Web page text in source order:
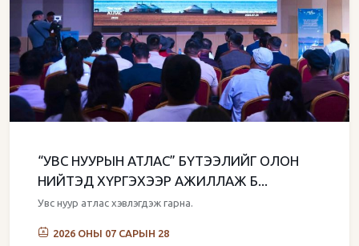
“УВС НУУРЫН АТЛАС” БҮТЭЭЛИЙГ ОЛОН
НИЙТЭД ХҮРГЭХЭЭР АЖИЛЛАЖ Б...
Увс нуур атлас хэвлэгдэж гарна.
2026 ОНЫ 07 САРЫН 28